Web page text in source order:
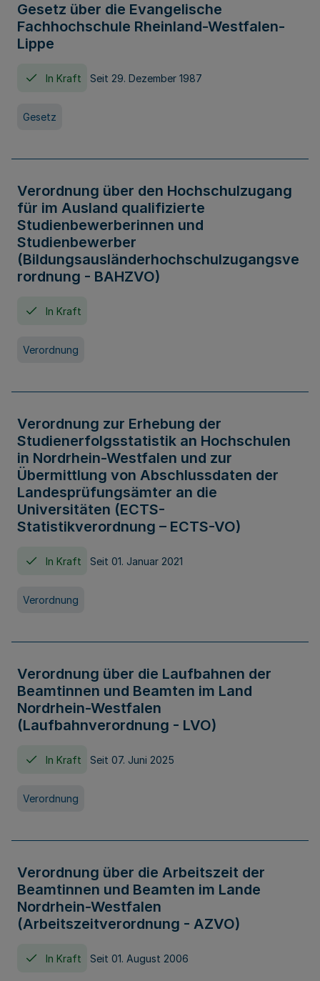
Gesetz über die Evangelische
Fachhochschule Rheinland-Westfalen-
Lippe
In Kraft Seit 29. Dezember 1987
Gesetz
Verordnung über den Hochschulzugang
für im Ausland qualifizierte
Studienbewerberinnen und
Studienbewerber
(Bildungsausländerhochschulzugangsve
rordnung - BAHZVO)
In Kraft
Verordnung
Verordnung zur Erhebung der
Studienerfolgsstatistik an Hochschulen
in Nordrhein-Westfalen und zur
Übermittlung von Abschlussdaten der
Landesprüfungsämter an die
Universitäten (ECTS-
Statistikverordnung – ECTS-VO)
In Kraft Seit 01. Januar 2021
Verordnung
Verordnung über die Laufbahnen der
Beamtinnen und Beamten im Land
Nordrhein-Westfalen
(Laufbahnverordnung - LVO)
In Kraft Seit 07. Juni 2025
Verordnung
Verordnung über die Arbeitszeit der
Beamtinnen und Beamten im Lande
Nordrhein-Westfalen
(Arbeitszeitverordnung - AZVO)
In Kraft Seit 01. August 2006